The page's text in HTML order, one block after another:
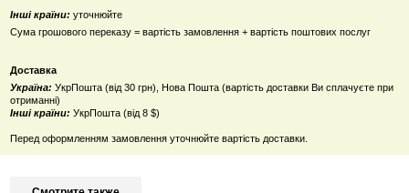
Інші країни: уточнюйте
Сума грошового переказу = вартість замовлення + вартість поштових послуг
Доставка
Україна: УкрПошта (від 30 грн), Нова Пошта (вартість доставки Ви сплачуєте при
отриманні)
Інші країни: УкрПошта (від 8 $)
Перед оформленням замовлення уточнюйте вартість доставки.